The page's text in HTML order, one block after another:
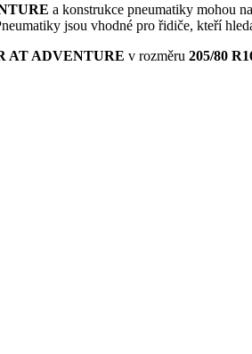
a konstrukce pneumatiky mohou
jsou vhodné pro řidiče, kteří
AT ADVENTURE v rozměru 205/80